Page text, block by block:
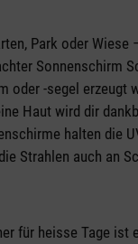
Park oder
Sonnenschirm
oder -segel erzeugt
Haut wird dir
halten die
Strahlen auch an
für heisse Tage